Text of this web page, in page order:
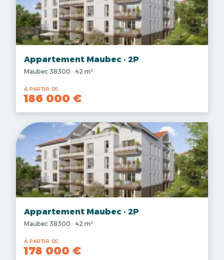
Appartement Maubec · 2P
Maubec 38300 · 42 m²
À PARTIR DE
186 000 €
Appartement Maubec · 2P
Maubec 38300 · 42 m²
À PARTIR DE
178 000 €